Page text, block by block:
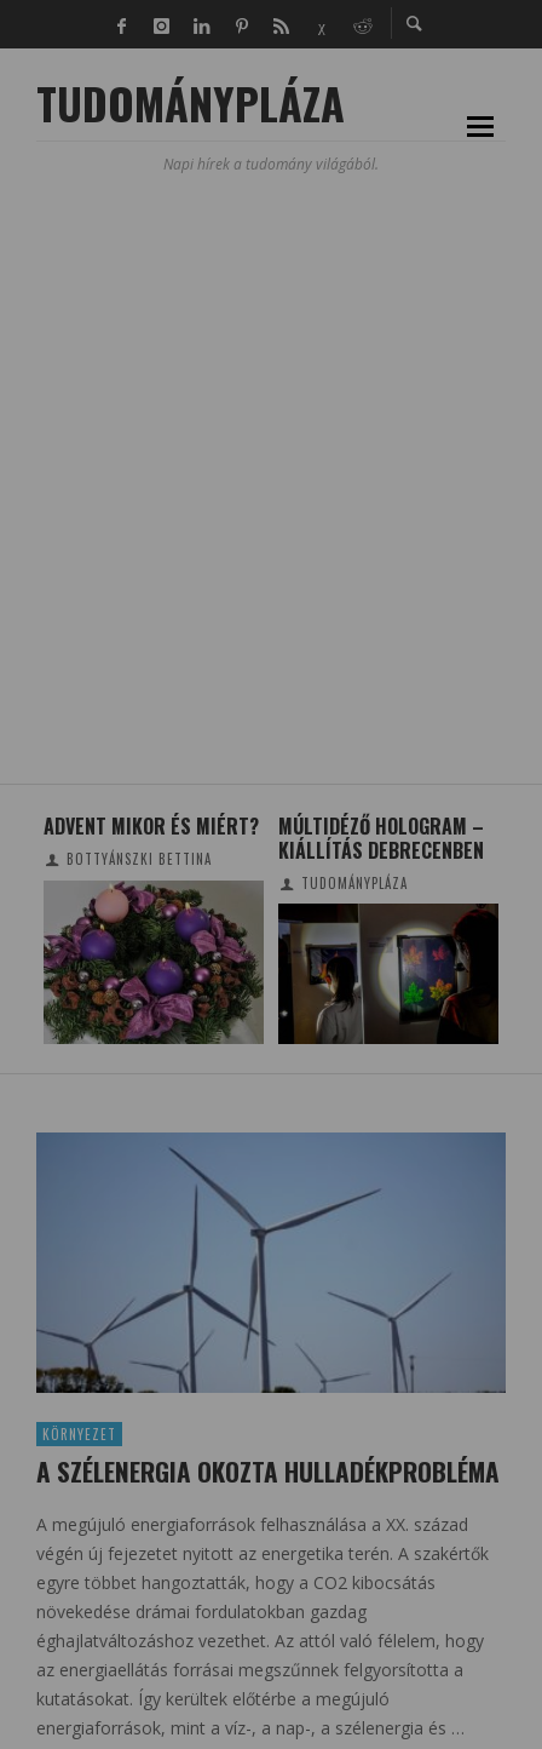
TUDOMÁNYPLÁZA
Napi hírek a tudomány világából.
ADVENT MIKOR ÉS MIÉRT?
BOTTYÁNSZKI BETTINA
MÚLTIDÉZŐ HOLOGRAM –
KIÁLLÍTÁS DEBRECENBEN
TUDOMÁNYPLÁZA
KÖRNYEZET
A SZÉLENERGIA OKOZTA HULLADÉKPROBLÉMA
A megújuló energiaforrások felhasználása a XX. század
végén új fejezetet nyitott az energetika terén. A szakértők
egyre többet hangoztatták, hogy a CO2 kibocsátás
növekedése drámai fordulatokban gazdag
éghajlatváltozáshoz vezethet. Az attól való félelem, hogy
az energiaellátás forrásai megszűnnek felgyorsította a
kutatásokat. Így kerültek előtérbe a megújuló
energiaforrások, mint a víz-, a nap-, a szélenergia és …